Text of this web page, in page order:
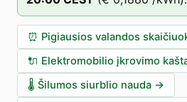
⏰ Pigiausios valandos
🔌 Elektromobilio įkrovimo
🌡️ Šilumos siurblio nauda →